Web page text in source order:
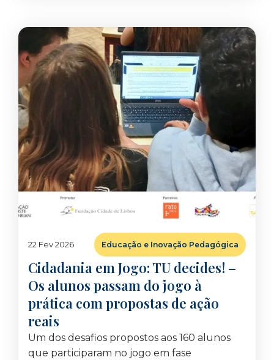
22 Fev 2026 Educação e Inovação Pedagógica
Cidadania em Jogo: TU decides! –
Os alunos passam do jogo à
prática com propostas de ação
reais
Um dos desafios propostos aos 160 alunos
que participaram no jogo em fase